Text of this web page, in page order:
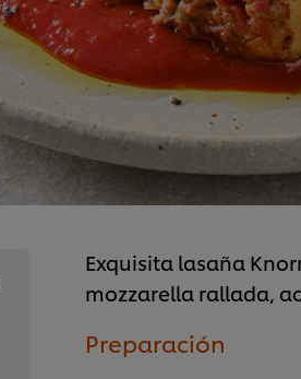
Exquisita lasaña
mozzarella rallada,
Preparación